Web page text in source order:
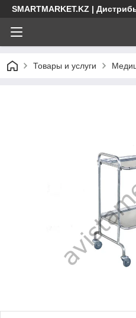
SMARTMARKET.KZ |
Товары и услуги